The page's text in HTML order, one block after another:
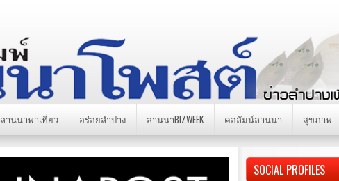
ลานนาพาเที่ยว อร่อยลำปาง ลานนาBIZWEEK คอลัมน์ลานนา สุขภาพ
SOCIAL PROFILES